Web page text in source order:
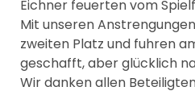
Eichner feuerten vom
Mit unseren
zweiten Platz und fuhren
geschafft, aber glücklich
Wir danken allen